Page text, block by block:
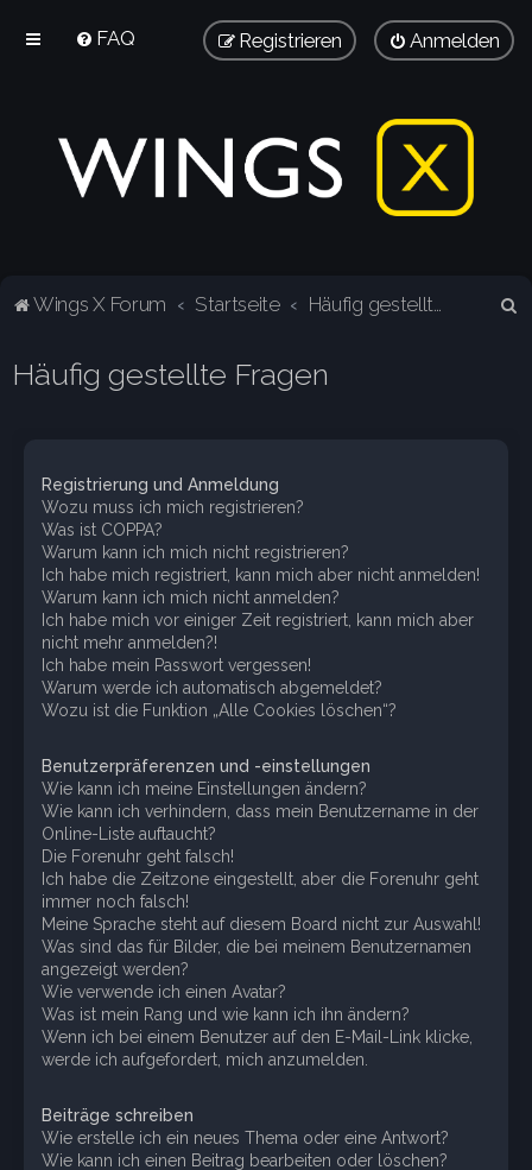
FAQ Anmelden
Registrieren
Wings X Forum Startseite
Häufig gestellte Fragen
Registrierung und Anmeldung
Wozu muss ich mich registrieren?
Was ist COPPA?
Warum kann ich mich nicht registrieren?
Ich habe mich registriert, kann mich aber nicht anmelden!
Warum kann ich mich nicht anmelden?
Ich habe mich vor einiger Zeit registriert, kann mich aber
nicht mehr anmelden?!
Ich habe mein Passwort vergessen!
Warum werde ich automatisch abgemeldet?
Wozu ist die Funktion „Alle Cookies löschen“?
Benutzerpräferenzen und -einstellungen
Wie kann ich meine Einstellungen ändern?
Wie kann ich verhindern, dass mein Benutzername in der
Online-Liste auftaucht?
Die Forenuhr geht falsch!
Ich habe die Zeitzone eingestellt, aber die Forenuhr geht
immer noch falsch!
Meine Sprache steht auf diesem Board nicht zur Auswahl!
Was sind das für Bilder, die bei meinem Benutzernamen
angezeigt werden?
Wie verwende ich einen Avatar?
Was ist mein Rang und wie kann ich ihn ändern?
Wenn ich bei einem Benutzer auf den E-Mail-Link klicke,
werde ich aufgefordert, mich anzumelden.
Beiträge schreiben
Wie erstelle ich ein neues Thema oder eine Antwort?
Wie kann ich einen Beitrag bearbeiten oder löschen?